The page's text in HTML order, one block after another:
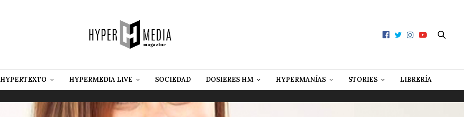
HYPERTEXTO HYPERMEDIA LIVE SOCIEDAD DOSIERES HM HYPERMANÍAS STORIES LIBRERÍA